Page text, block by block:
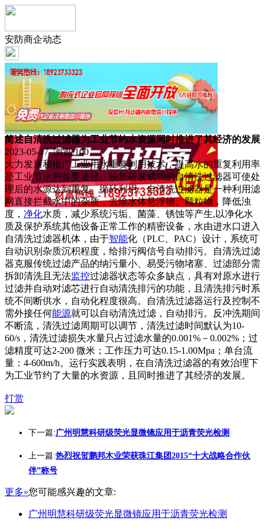
安防商企动态
简述自清洗过滤器为工业节约水资源同时推进了其经济的发展
2023-05-17 浏览:100
大力发展和推广工业用水重复利用技术，提高水的重复利用率
是工业节水的首要途径。较新研发成功的自清洗过滤器可使处
理后的水源达到重复、循环利用。自清洗过滤器是一种利用滤
网直接拦截水中的杂质，去除水体悬浮物、颗粒物，降低浊
度， 净化水质，减少系统污垢、菌藻、锈蚀等产生,以净化水
质及保护系统其他设备正常工作的精密设备，水由进水口进入
自清洗过滤器机体，由于智能化（PLC、PAC）设计，系统可
自动识别杂质沉积程度，给排污阀信号自动排污。自清洗过滤
器克服传统过滤产品的纳污量小、易受污物堵塞、过滤部分需
拆卸清洗且无法监控过滤器状态等众多缺点，具有对原水进行
过滤并自动对滤芯进行自动清洗排污的功能，且清洗排污时系
统不间断供水，自动化程度很高。自清洗过滤器运行及控制不
需外接任何能源就可以自动清洗过滤，自动排污。反冲洗期间
不断流，清洗过滤周期可以调节，清洗过滤时间默认为10-
60/s，清洗过滤损失水量只占过滤水量的0.001%－0.002%；过
滤精度可达2-200 微米；工作压力可达0.15-1.00Mpa；单台流
量：4-600m/h。运行实践表明，在自清洗过滤器的有效治理下
为工业节约了大量的水资源，且同时推进了其经济的发展。
打赏
下一篇:广州明慧科研级荧光显微镜应用于沥青荧光检测
上一篇:热烈祝贺鹏邦木业荣获珠江集团2015“十大战略合作伙
伴”称号
更多»您可能感兴趣的文章:
广州明慧科研级荧光显微镜应用于沥青荧光检测